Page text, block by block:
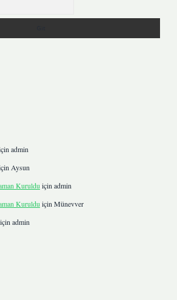
admin
Aysun
Kuruldu için admin
Kuruldu için Münevver
için admin